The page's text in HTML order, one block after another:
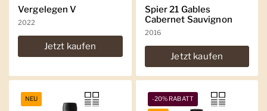
Vergelegen V
2022
Jetzt kaufen
Spier 21 Gables
Cabernet Sauvignon
2016
Jetzt kaufen
NEU -20% RABATT